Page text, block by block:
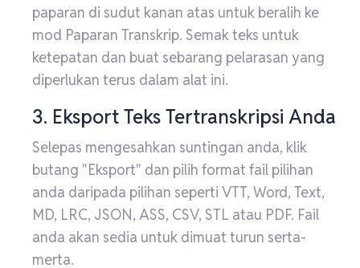
paparan di sudut kanan atas untuk beralih ke
mod Paparan Transkrip. Semak teks untuk
ketepatan dan buat sebarang pelarasan yang
diperlukan terus dalam alat ini.
3. Eksport Teks Tertranskripsi Anda
Selepas mengesahkan suntingan anda, klik
butang "Eksport" dan pilih format fail pilihan
anda daripada pilihan seperti VTT, Word, Text,
MD, LRC, JSON, ASS, CSV, STL atau PDF. Fail
anda akan sedia untuk dimuat turun serta-
merta.